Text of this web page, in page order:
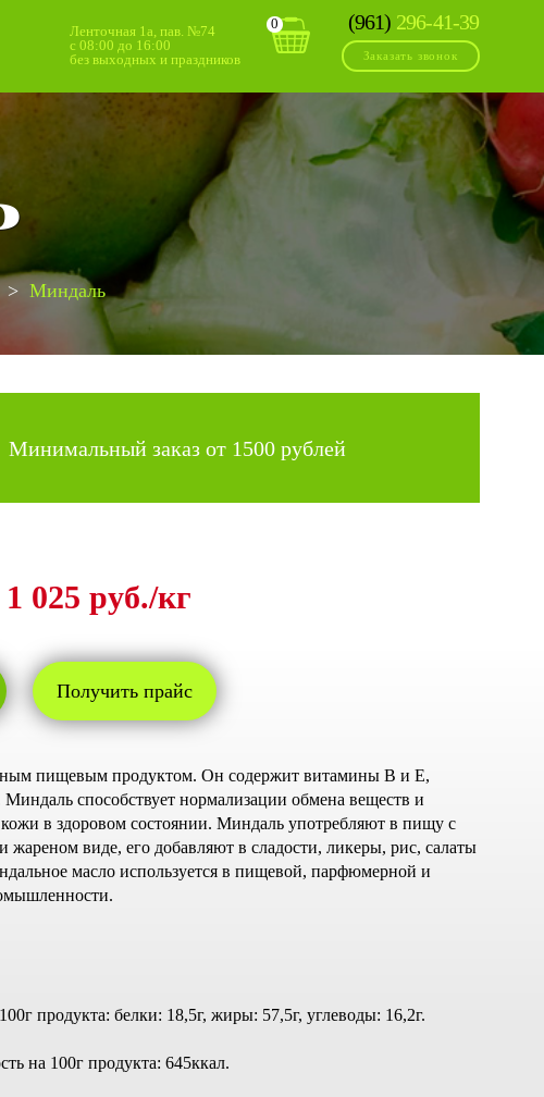
Ленточная 1а, пав. №74
с 08:00 до 16:00
без выходных и праздников
0 (961) 296-41-39
Заказать звонок
Миндаль
Минимальный заказ от 1500 рублей
1 025 руб./кг
Получить прайс
пищевым продуктом. Он содержит витамины В и Е,
способствует нормализации обмена веществ и
в здоровом состоянии. Миндаль употребляют в пищу с
жареном виде, его добавляют в сладости, ликеры, рис, салаты
масло используется в пищевой, парфюмерной и
продукта: белки: 18,5г, жиры: 57,5г, углеводы: 16,2г.
на 100г продукта: 645ккал.